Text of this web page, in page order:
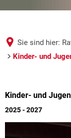
Sie sind hier:
Kinder- und
und
Jugendbeirat
der
Kinder- und
2025 - 2027